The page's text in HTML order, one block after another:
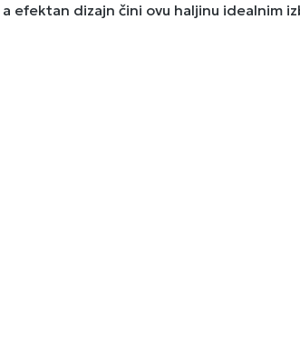
dizajn čini ovu haljinu idealnim